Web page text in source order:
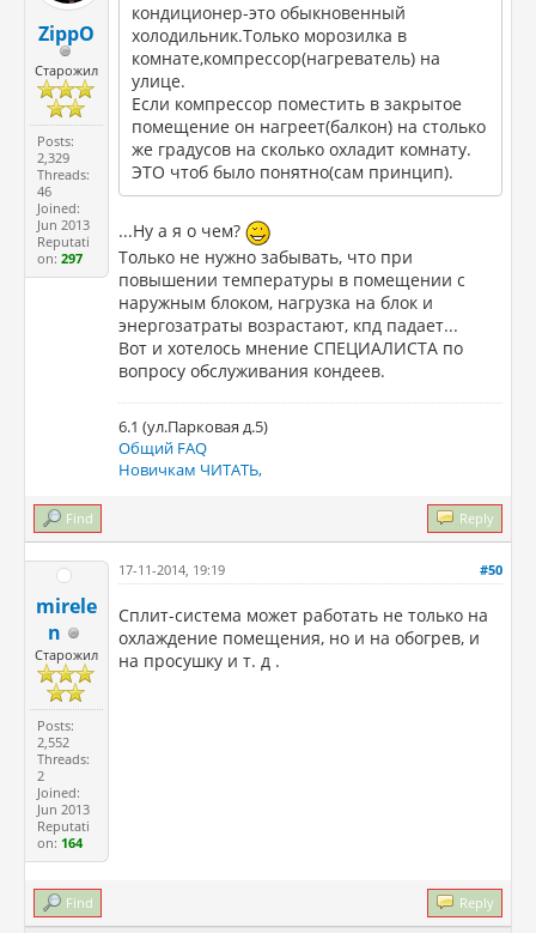
ZippO
Старожил
Posts:
2,329
Threads:
46
Joined:
Jun 2013
Reputati
on:297
кондиционер-это обыкновенный
холодильник.Только морозилка в
комнате,компрессор(нагреватель) на
улице.
Если компрессор поместить в закрытое
помещение он нагреет(балкон) на столько
же градусов на сколько охладит комнату.
ЭТО чтоб было понятно(сам принцип).
...Ну а я о чем?
Только не нужно забывать, что при
повышении температуры в помещении с
наружным блоком, нагрузка на блок и
энергозатраты возрастают, кпд падает...
Вот и хотелось мнение СПЕЦИАЛИСТА по
вопросу обслуживания кондеев.
6.1 (ул.Парковая д.5)
Общий FAQ
Новичкам ЧИТАТЬ,
Find Reply
mirele
n
Старожил
Posts:
2,552
Threads:
2
Joined:
Jun 2013
Reputati
on: 164
#50
17-11-2014, 19:19
Сплит-система может работать не только на
охлаждение помещения, но и на обогрев, и
на просушку и т. д .
Find Reply